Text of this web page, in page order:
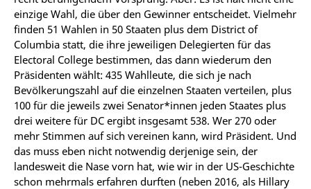
einzige Wahl, die über den Gewinner entscheidet. Vielmehr
finden 51 Wahlen in 50 Staaten plus dem District of
Columbia statt, die ihre jeweiligen Delegierten für das
Electoral College bestimmen, das dann wiederum den
Präsidenten wählt: 435 Wahlleute, die sich je nach
Bevölkerungszahl auf die einzelnen Staaten verteilen, plus
100 für die jeweils zwei Senator*innen jeden Staates plus
drei weitere für DC ergibt insgesamt 538. Wer 270 oder
mehr Stimmen auf sich vereinen kann, wird Präsident. Und
das muss eben nicht notwendig derjenige sein, der
landesweit die Nase vorn hat, wie wir in der US-Geschichte
schon mehrmals erfahren durften (neben 2016, als Hillary